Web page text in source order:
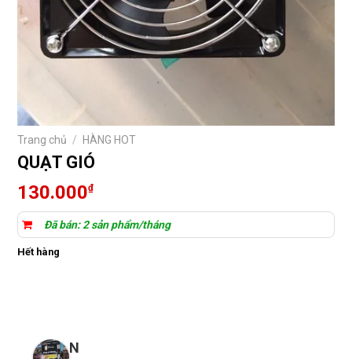
Trang chủ / HÀNG HOT
QUẠT GIÓ
130.000₫
Đã bán: 2 sản phẩm/tháng
Hết hàng
N